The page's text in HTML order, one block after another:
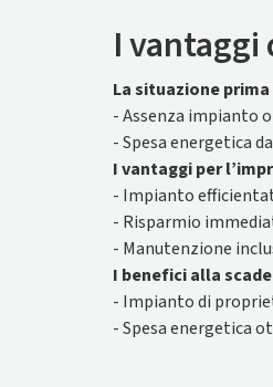
I
La situazione
- Assenza impianto
- Spesa energetica
I vantaggi per
- Impianto
- Risparmio
- Manutenzione
I benefici alla
- Impianto di
- Spesa energetica